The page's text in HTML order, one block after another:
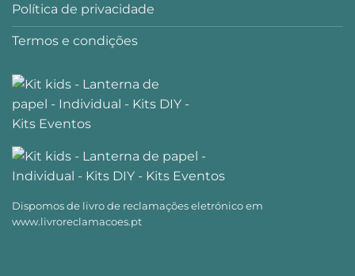
Política de privacidade
Termos e condições
Dispomos de livro de reclamações eletrónico em
www.livroreclamacoes.pt